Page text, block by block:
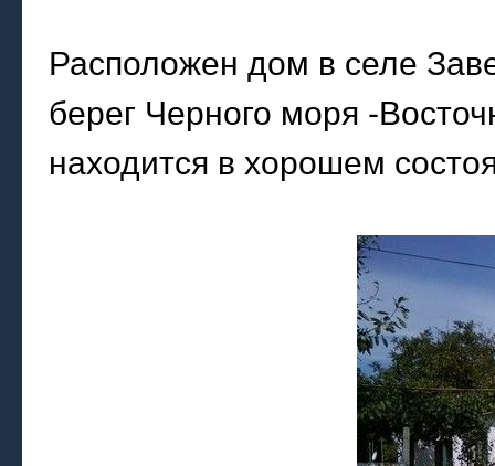
Расположен дом в селе
берег Черного моря -
находится в хорошем